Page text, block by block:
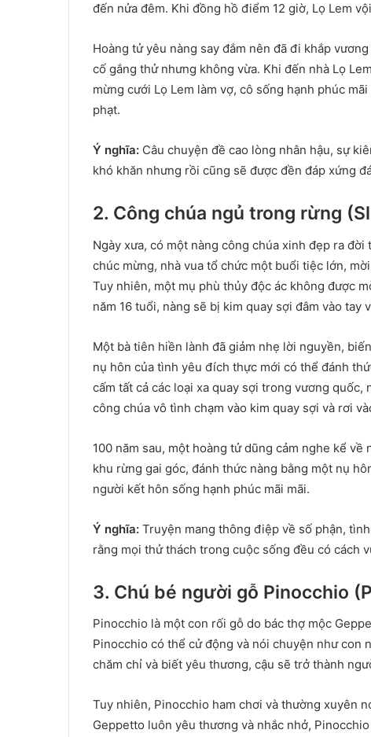
đến nửa đêm. Khi đồng hồ điểm 12 giờ, Lọ Lem
Hoàng tử yêu nàng say đắm nên đã đi khắp
cố gắng thử nhưng không vừa. Khi đến nhà Lọ
mừng cưới Lọ Lem làm vợ, cô sống hạnh phúc
phạt.
Ý nghĩa: Câu chuyện đề cao lòng nhân hậu, sự
khó khăn nhưng rồi cũng sẽ được đền đáp xứng
2. Công chúa ngủ trong rừng
Ngày xưa, có một nàng công chúa xinh đẹp ra
chúc mừng, nhà vua tổ chức một buổi tiệc lớn,
Tuy nhiên, một mụ phù thủy độc ác không được
năm 16 tuổi, nàng sẽ bị kim quay sợi đâm vào tay
Một bà tiên hiền lành đã giảm nhẹ lời nguyền,
nụ hôn của tình yêu đích thực mới có thể đánh
cấm tất cả các loại xa quay sợi trong vương
công chúa vô tình chạm vào kim quay sợi và rơi
100 năm sau, một hoàng tử dũng cảm nghe kể
khu rừng gai góc, đánh thức nàng bằng một nụ
người kết hôn sống hạnh phúc mãi mãi.
Ý nghĩa: Truyện mang thông điệp về số phận,
rằng mọi thử thách trong cuộc sống đều có cách
3. Chú bé người gỗ Pinocchio
Pinocchio là một con rối gỗ do bác thợ mộc
Pinocchio có thể cử động và nói chuyện như con
chăm chỉ và biết yêu thương, cậu sẽ trở thành
Tuy nhiên, Pinocchio ham chơi và thường xuyên
Geppetto luôn yêu thương và nhắc nhở,